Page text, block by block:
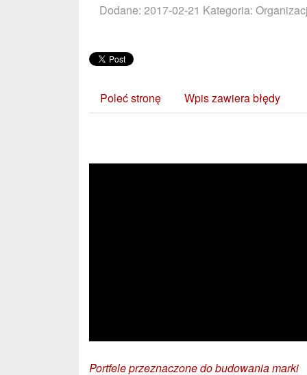
Dodane: 2017-02-21 Kategoria:
Poleć stronę Wpis zawiera błędy
Portfele przeznaczone do budowania marki